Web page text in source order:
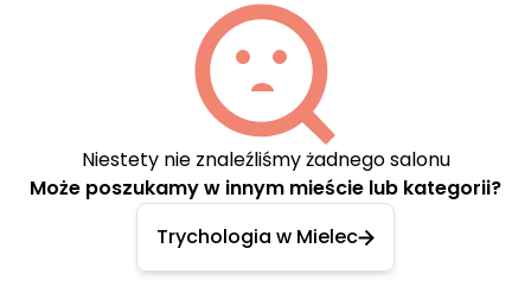
Niestety nie znaleźliśmy żadnego salonu
Może poszukamy w innym mieście lub kategorii?
Trychologia w Mielec